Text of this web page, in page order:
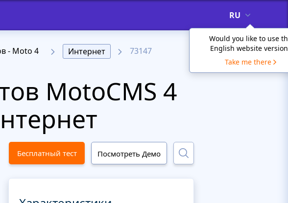
RU
Would you like to use
English website
Take me there
- Moto 4 Интернет 73147
MotoCMS 4
Бесплатный тест Посмотреть Демо